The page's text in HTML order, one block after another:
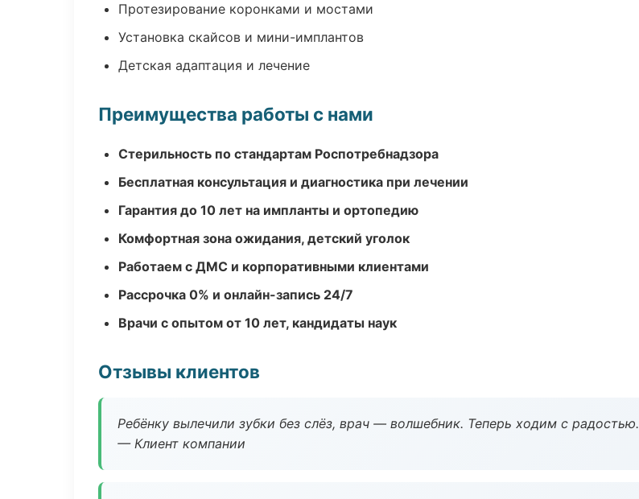
Протезирование коронками и мостами
Установка скайсов и мини-имплантов
Детская адаптация и лечение
Преимущества работы с нами
Стерильность по стандартам Роспотребнадзора
Бесплатная консультация и диагностика при лечении
Гарантия до 10 лет на импланты и ортопедию
Комфортная зона ожидания, детский уголок
Работаем с ДМС и корпоративными клиентами
Рассрочка 0% и онлайн-запись 24/7
Врачи с опытом от 10 лет, кандидаты наук
Отзывы клиентов
Ребёнку вылечили зубки без слёз, врач — волшебник. Теперь ходим с радостью.
— Клиент компании